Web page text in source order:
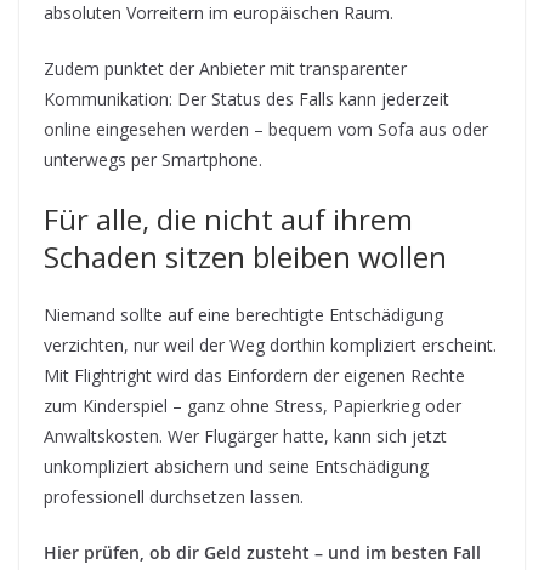
absoluten Vorreitern im europäischen Raum.
Zudem punktet der Anbieter mit transparenter
Kommunikation: Der Status des Falls kann jederzeit
online eingesehen werden – bequem vom Sofa aus oder
unterwegs per Smartphone.
Für alle, die nicht auf ihrem
Schaden sitzen bleiben wollen
Niemand sollte auf eine berechtigte Entschädigung
verzichten, nur weil der Weg dorthin kompliziert erscheint.
Mit Flightright wird das Einfordern der eigenen Rechte
zum Kinderspiel – ganz ohne Stress, Papierkrieg oder
Anwaltskosten. Wer Flugärger hatte, kann sich jetzt
unkompliziert absichern und seine Entschädigung
professionell durchsetzen lassen.
Hier prüfen, ob dir Geld zusteht – und im besten Fall